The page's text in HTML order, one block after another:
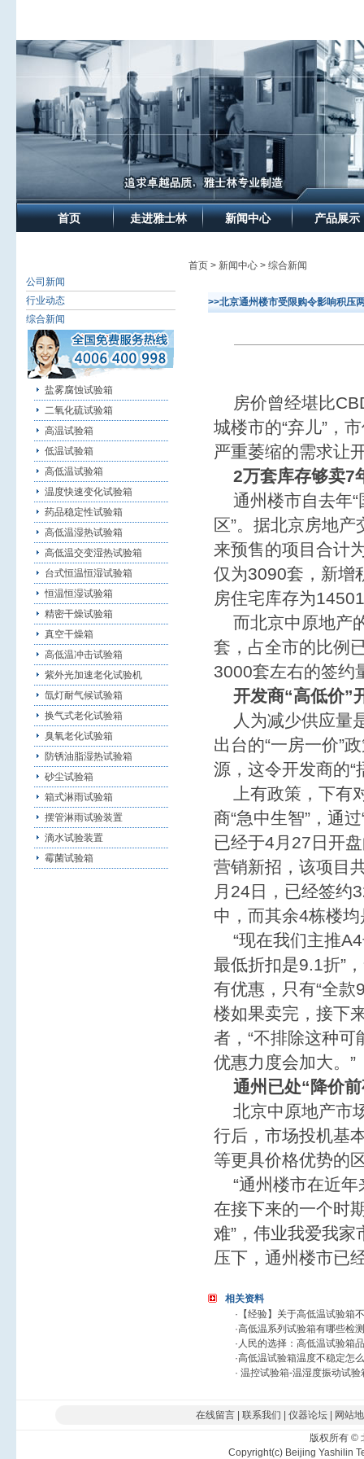
首页 走进雅士林 新闻中心 产品展示
公司新闻
行业动态
综合新闻
盐雾腐蚀试验箱
二氧化硫试验箱
高温试验箱
低温试验箱
高低温试验箱
温度快速变化试验箱
药品稳定性试验箱
高低温湿热试验箱
高低温交变湿热试验箱
台式恒温恒湿试验箱
恒温恒湿试验箱
精密干燥试验箱
真空干燥箱
高低温冲击试验箱
紫外光加速老化试验机
氙灯耐气候试验箱
换气式老化试验箱
臭氧老化试验箱
防锈油脂湿热试验箱
砂尘试验箱
箱式淋雨试验箱
摆管淋雨试验装置
滴水试验装置
霉菌试验箱
首页 > 新闻中心 > 综合新闻
>>北京通州楼市受限购令影响积压
房价曾经堪比
城楼市的“弃儿”，
严重萎缩的需求让
2万套库存够卖7
通州楼市自去年“
区”。据北京房地
来预售的项目合计
仅为3090套，新增
房住宅库存为
而北京中原地产
套，占全市的比例
3000套左右的签约
开发商“高低价”
人为减少供应量
出台的“一房一价”
源，这令开发商的“
上有政策，下有
商“急中生智”，通
已经于4月27日开
营销新招，该项目
月24日，已经签约
中，而其余4栋楼
“现在我们主推A4
最低折扣是9.1折”
有优惠，只有“全
楼如果卖完，接下
者，“不排除这种
优惠力度会加大。”
通州已处“降价
北京中原地产市
行后，市场投机基
等更具价格优势的
“通州楼市在近年
在接下来的一个时
难”，伟业我爱我
压下，通州楼市已
相关资料
· 【经验】关于高低温试验箱
·高低温系列试验箱有哪些检
· 人民的选择：高低温试验箱
·高低温试验箱温度不稳定怎
· 温控试验箱-温湿度振动试验
在线留言 联系我们 仪器论坛
网站
版权所有©
Copyright(c) Beijing Yashilin